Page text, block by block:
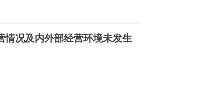
情况及内外部经营环境未发生